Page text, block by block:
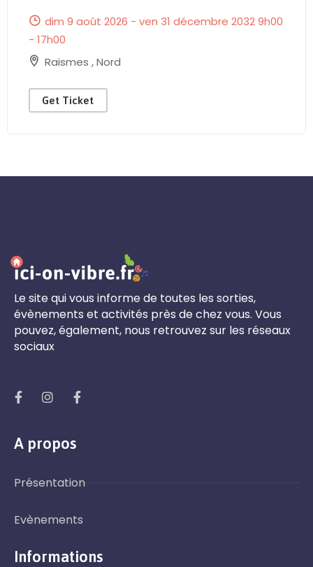
dim 9 août 2026 - ven 31 décembre 2032 9h00
- 17h00
Raismes ,Nord
Get Ticket
Le site qui vous informe de toutes les sorties,
évènements et activités près de chez vous. Vous
pouvez, également, nous retrouvez sur les réseaux
sociaux
A propos
Présentation
Evènements
Informations